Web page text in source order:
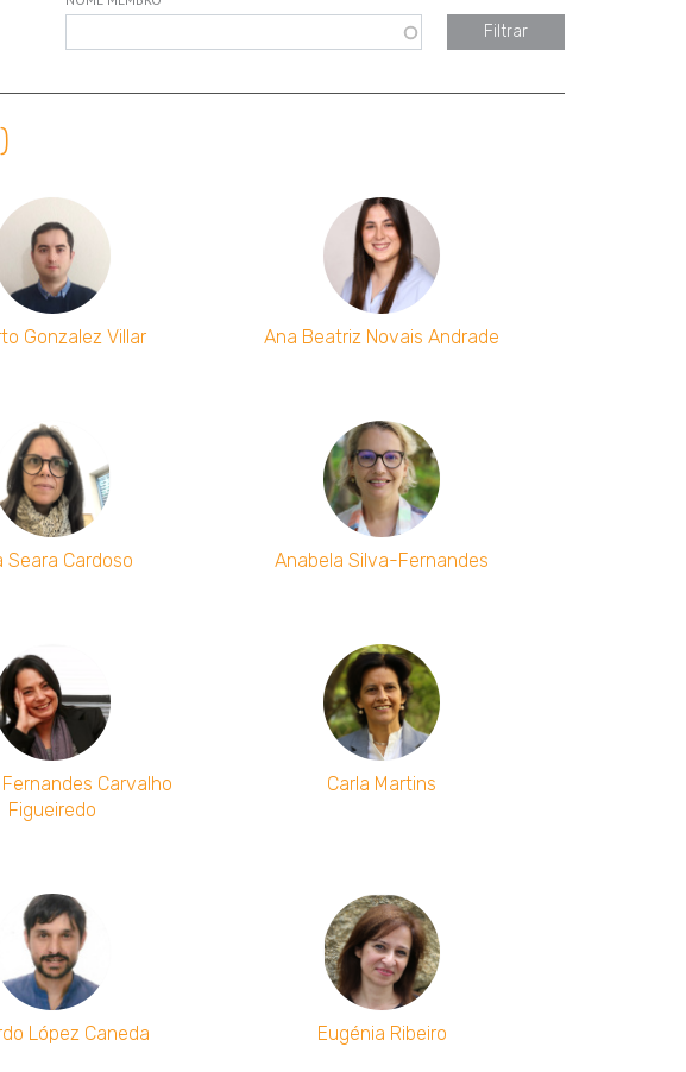
Gonzalez Villar Ana Beatriz Novais Andrade
Seara Cardoso Anabela Silva-Fernandes
Carvalho
Figueiredo
Carla Martins
López Caneda Eugénia Ribeiro